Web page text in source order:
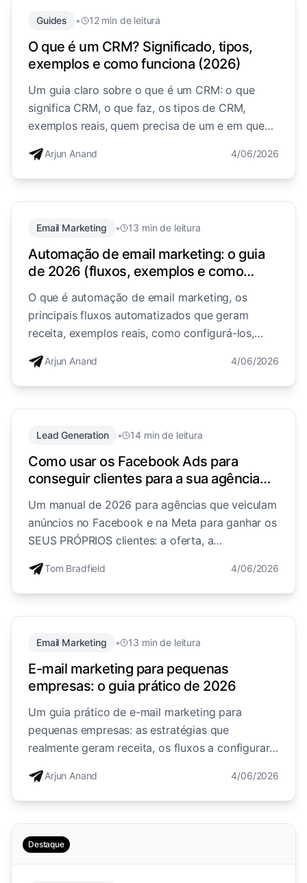
Guides • 12 min de leitura
O que é um CRM? Significado, tipos,
exemplos e como funciona (2026)
Um guia claro sobre o que é um CRM: o que
significa CRM, o que faz, os tipos de CRM,
exemplos reais, quem precisa de um e em que
Arjun Anand 4/06/2026
Email Marketing • 13 min de leitura
Automação de email marketing: o guia
de 2026 (fluxos, exemplos e como
começar)
O que é automação de email marketing, os
principais fluxos automatizados que geram
receita, exemplos reais, como configurá-los,
Arjun Anand 4/06/2026
Lead Generation • 14 min de leitura
Como usar os Facebook Ads para
conseguir clientes para a sua agência
(manual de aquisição 2026)
Um manual de 2026 para agências que veiculam
anúncios no Facebook e na Meta para ganhar os
SEUS PRÓPRIOS clientes: a oferta, a
funil do lead à chamada agendada e o
retargeting.
Tom Bradfield 4/06/2026
Email Marketing • 13 min de leitura
E-mail marketing para pequenas
empresas: o guia prático de 2026
Um guia prático de e-mail marketing para
pequenas empresas: as estratégias que
realmente geram receita, os fluxos a configurar
vale a pena conhecer (80/20, 70-20-10) e os
erros comuns.
Arjun Anand 4/06/2026
Destaque